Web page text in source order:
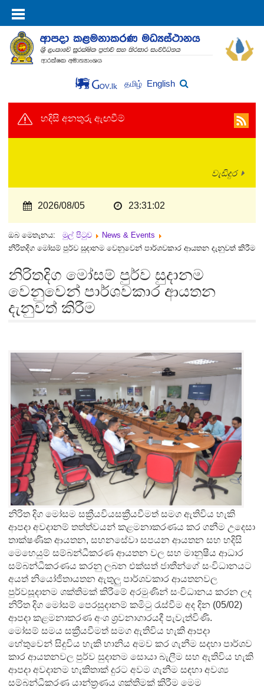
தமிழ் English
හදිසි අනතුරු ඇඟවීම්
වැඩිදුර
2026/08/05 23:31:04
ඔබ මෙතැනය: මුල් පිටුව
News & Events
නිරිතදිග මෝසම් පුර්ව සුදානම වෙනුවෙන් පාර්ශවකාර ආයතන දැනුවත් කිරීම
නිරිතදිග මෝසම් පුර්ව සුදානම
වෙනුවෙන් පාර්ශවකාර ආයතන
දැනුවත් කිරීම
නිරිත දිග මෝසම සක්‍රීයවියසක්‍රීයවීමත් සමග ඇතිවිය හැකි
ආපදා අවදානම් තත්ත්වයන් කළමනාකරණය කර ගනීම උදෙසා
තාක්ෂණික ආයතන, සහනසේවා සපයන ආයතන සහ හදිසි
මෙහෙයුම් සම්බන්ධීකරණ ආයතන වල සහ මානුෂීය ආධාර
සම්බන්ධීකරණය කරනු ලබන එක්සත් ජාතීන්ගේ සංවිධානයට
අයත් නියෝජිතායතන ඇතුලු පාර්ශවකාර ආයතනවල
පුර්වසූදානම ශක්තිමක් කිරීමේ අරමුණින් සංවිධානය කරන ලද
නිරිත දිග මෝසම් පෙරසුදානම් කමිටු රැස්වීම අද දින (05/02)
ආපදා කළමනාකරණ අංශ ශ්‍රවනාගාරයදී පැවැත්විණි.
මෝසම් සමය සක්‍රීයවීමත් සමග ඇතිවිය හැකි ආපදා
හේතුවෙන් සිදුවිය හැකි හානිය අමව කර ගැනීම සදහා පාර්ශව
කාර ආයතනවල පුර්ව සුදානම සොයා බැලීම සහ ඇතිවිය හැකි
ආපදා අවදානම හැකිතාක් දුරට අවම ගැනීම සඳහා අවශ්‍ය
සම්බන්ධීකරණ යාන්ත්‍රණය ශක්තිමක් කිරීම මෙම